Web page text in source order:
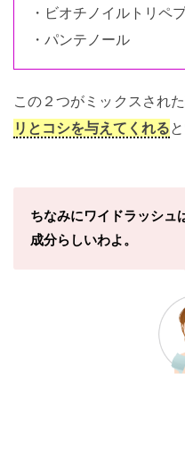
・ビオチノイルトリペ
・パンテノール
この２つがミックスされ
リとコシを与えてくれる
ちなみにワイドラッシュ
成分らしいわよ。